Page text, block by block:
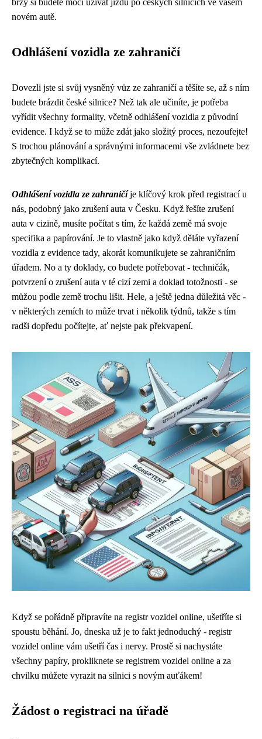
brzy si budete moci užívat jízdu po českých silnicích ve vašem
novém autě.
Odhlášení vozidla ze zahraničí
Dovezli jste si svůj vysněný vůz ze zahraničí a těšíte se, až s ním
budete brázdit české silnice? Než tak ale učiníte, je potřeba
vyřídit všechny formality, včetně odhlášení vozidla z původní
evidence. I když se to může zdát jako složitý proces, nezoufejte!
S trochou plánování a správnými informacemi vše zvládnete bez
zbytečných komplikací.
Odhlášení vozidla ze zahraničíje klíčový krok před registrací u
nás, podobný jako zrušení auta v Česku. Když řešíte zrušení
auta v cizině, musíte počítat s tím, že každá země má svoje
specifika a papírování. Je to vlastně jako když děláte vyřazení
vozidla z evidence tady, akorát komunikujete se zahraničním
úřadem. No a ty doklady, co budete potřebovat - techničák,
potvrzení o zrušení auta v té cizí zemi a doklad totožnosti - se
můžou podle země trochu lišit. Hele, a ještě jedna důležitá věc -
v některých zemích to může trvat i několik týdnů, takže s tím
radši dopředu počítejte, ať nejste pak překvapení.
Když se pořádně připravíte na registr vozidel online, ušetříte si
spoustu běhání. Jo, dneska už je to fakt jednoduchý - registr
vozidel online vám ušetří čas i nervy. Prostě si nachystáte
všechny papíry, prokliknete se registrem vozidel online a za
chvilku můžete vyrazit na silnici s novým auťákem!
Žádost o registraci na úřadě